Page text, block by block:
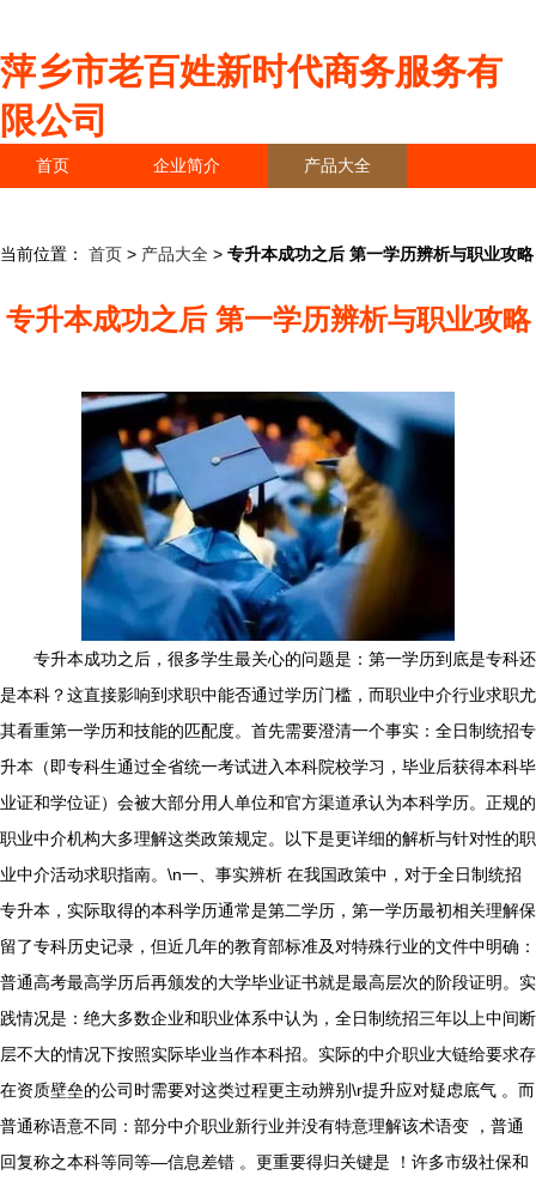
萍乡市老百姓新时代商务服务有
限公司
首页 企业简介 产品大全
当前位置： 首页 > 产品大全 > 专升本成功之后 第一学历辨析与职业攻略
专升本成功之后 第一学历辨析与职业攻略
专升本成功之后，很多学生最关心的问题是：第一学历到底是专科还
是本科？这直接影响到求职中能否通过学历门槛，而职业中介行业求职尤
其看重第一学历和技能的匹配度。首先需要澄清一个事实：全日制统招专
升本（即专科生通过全省统一考试进入本科院校学习，毕业后获得本科毕
业证和学位证）会被大部分用人单位和官方渠道承认为本科学历。正规的
职业中介机构大多理解这类政策规定。以下是更详细的解析与针对性的职
业中介活动求职指南。\n一、事实辨析 在我国政策中，对于全日制统招
专升本，实际取得的本科学历通常是第二学历，第一学历最初相关理解保
留了专科历史记录，但近几年的教育部标准及对特殊行业的文件中明确：
普通高考最高学历后再颁发的大学毕业证书就是最高层次的阶段证明。实
践情况是：绝大多数企业和职业体系中认为，全日制统招三年以上中间断
层不大的情况下按照实际毕业当作本科招。实际的中介职业大链给要求存
在资质壁垒的公司时需要对这类过程更主动辨别\r提升应对疑虑底气 。而
普通称语意不同：部分中介职业新行业并没有特意理解该术语变 ，普通
回复称之本科等同等—信息差错 。更重要得归关键是 ！许多市级社保和